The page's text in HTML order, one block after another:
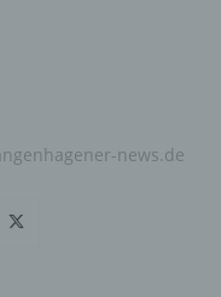
news.de
Internetseite
Zugangsdaten
ist das Cookie